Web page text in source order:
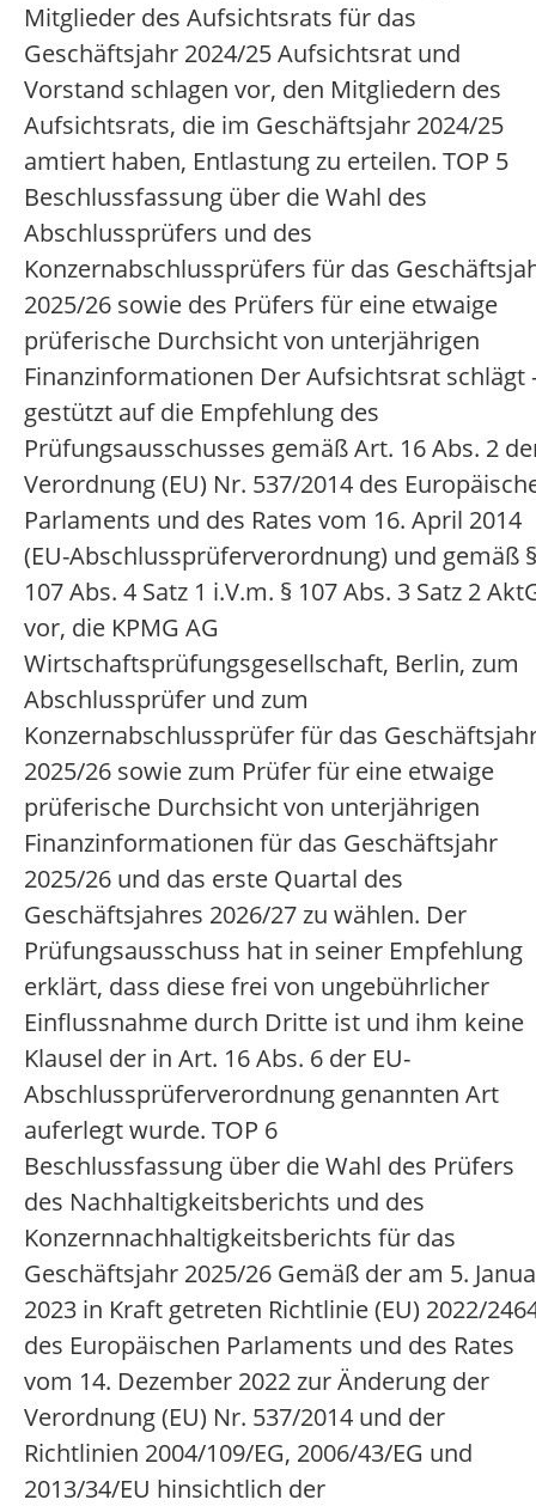
Mitglieder des Aufsichtsrats für das
Geschäftsjahr 2024/25 Aufsichtsrat und
Vorstand schlagen vor, den Mitgliedern des
Aufsichtsrats, die im Geschäftsjahr 2024/25
amtiert haben, Entlastung zu erteilen. TOP 5
Beschlussfassung über die Wahl des
Abschlussprüfers und des
Konzernabschlussprüfers für das
2025/26 sowie des Prüfers für eine etwaige
prüferische Durchsicht von unterjährigen
Finanzinformationen Der Aufsichtsrat schlägt
gestützt auf die Empfehlung des
Prüfungsausschusses gemäß Art. 16 Abs. 2
Verordnung (EU) Nr. 537/2014 des
Parlaments und des Rates vom 16. April 2014
(EU-Abschlussprüferverordnung) und gemäß §
107 Abs. 4 Satz 1 i.V.m. § 107 Abs. 3 Satz 2
vor, die KPMG AG
Wirtschaftsprüfungsgesellschaft, Berlin, zum
Abschlussprüfer und zum
Konzernabschlussprüfer für das
2025/26 sowie zum Prüfer für eine etwaige
prüferische Durchsicht von unterjährigen
Finanzinformationen für das Geschäftsjahr
2025/26 und das erste Quartal des
Geschäftsjahres 2026/27 zu wählen. Der
Prüfungsausschuss hat in seiner Empfehlung
erklärt, dass diese frei von ungebührlicher
Einflussnahme durch Dritte ist und ihm keine
Klausel der in Art. 16 Abs. 6 der EU-
Abschlussprüferverordnung genannten Art
auferlegt wurde. TOP 6
Beschlussfassung über die Wahl des Prüfers
des Nachhaltigkeitsberichts und des
Konzernnachhaltigkeitsberichts für das
Geschäftsjahr 2025/26 Gemäß der am 5.
2023 in Kraft getreten Richtlinie (EU) 2022/
des Europäischen Parlaments und des Rates
vom 14. Dezember 2022 zur Änderung der
Verordnung (EU) Nr. 537/2014 und der
Richtlinien 2004/109/EG, 2006/43/EG und
2013/34/EU hinsichtlich der